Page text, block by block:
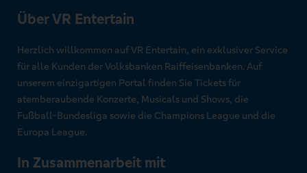
Über VR Entertain
Herzlich willkommen auf VR Entertain, ein exklusiver Service
für alle Kunden der Volksbanken Raiffeisenbanken. Auf
unserem einzigartigen Portal finden Sie Tickets für
atemberaubende Konzerte, Musicals und Shows, die
Fußball-Bundesliga sowie die Champions League und die
Europa League.
In Zusammenarbeit mit